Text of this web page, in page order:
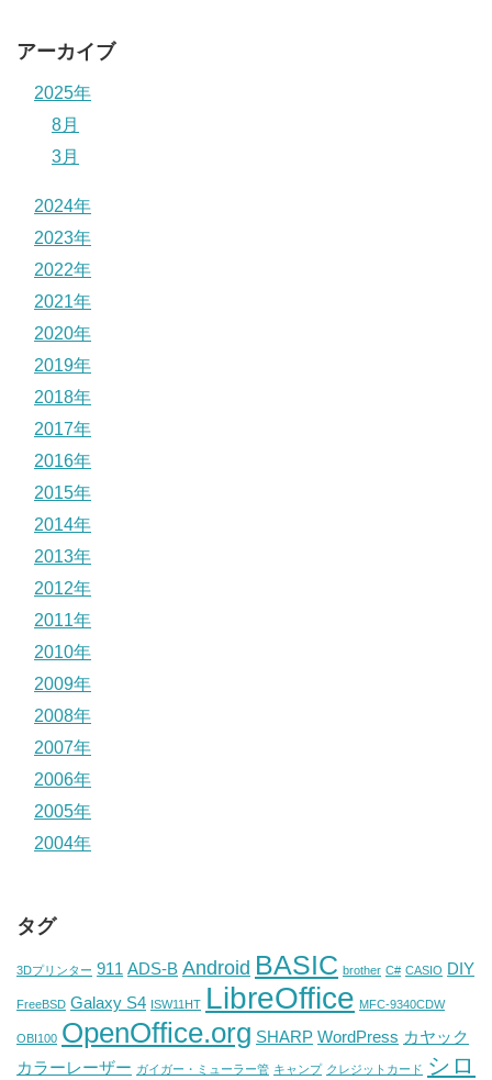
アーカイブ
2025年
8月
3月
2024年
2023年
2022年
2021年
2020年
2019年
2018年
2017年
2016年
2015年
2014年
2013年
2012年
2011年
2010年
2009年
2008年
2007年
2006年
2005年
2004年
タグ
3Dプリンター 911 ADS-B Android BASIC brother C# CASIO DIY
FreeBSD Galaxy S4 ISW11HT LibreOffice MFC-9340CDW
OBI100 OpenOffice.org SHARP WordPress カヤック
カラーレーザー ガイガー・ミューラー管 キャンプ クレジットカード シロ